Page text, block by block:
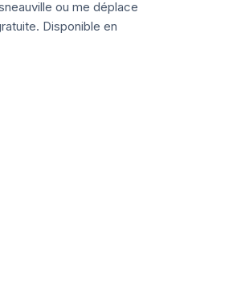
ou me déplace
Disponible en